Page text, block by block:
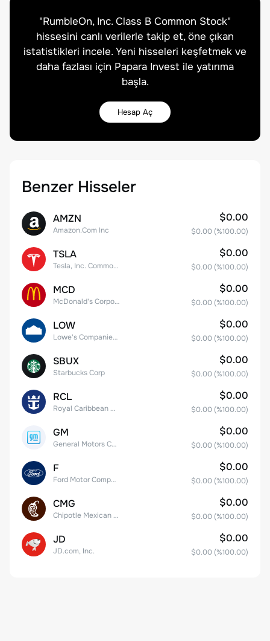
"RumbleOn, Inc. Class B Common Stock"
hissesini canlı verilerle takip et, öne çıkan
istatistikleri incele. Yeni hisseleri keşfetmek ve
daha fazlası için Papara Invest ile yatırıma
başla.
Hesap Aç
Benzer Hisseler
AMZN
Amazon.Com Inc
$0.00
$0.00 (%100.00)
TSLA
Tesla, Inc. Common Stock
$0.00
$0.00 (%100.00)
MCD
McDonald's Corporation
$0.00
$0.00 (%100.00)
LOW
Lowe's Companies Inc.
$0.00
$0.00 (%100.00)
SBUX
Starbucks Corp
$0.00
$0.00 (%100.00)
RCL
Royal Caribbean Group
$0.00
$0.00 (%100.00)
GM
General Motors Company
$0.00
$0.00 (%100.00)
F
Ford Motor Company
$0.00
$0.00 (%100.00)
CMG
Chipotle Mexican Grill, Inc.
$0.00
$0.00 (%100.00)
JD
JD.com, Inc.
$0.00
$0.00 (%100.00)